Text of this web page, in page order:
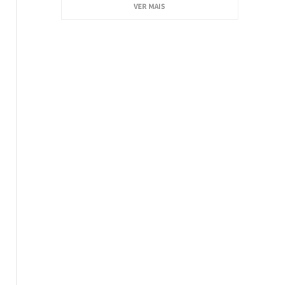
VER MAIS